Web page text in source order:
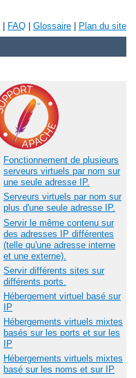
FAQ Glossaire Plan du site
Fonctionnement de plusieurs
serveurs virtuels par nom sur
une seule adresse IP.
Serveurs virtuels par nom sur
plus d'une seule adresse IP.
Servir le même contenu sur
des adresses IP différentes
(telle qu'une adresse interne
et une externe).
Servir différents sites sur
différents ports.
Hébergement virtuel basé sur
IP
Hébergements virtuels mixtes
basés sur les ports et sur les
IP
Hébergements virtuels mixtes
basé sur les noms et sur IP